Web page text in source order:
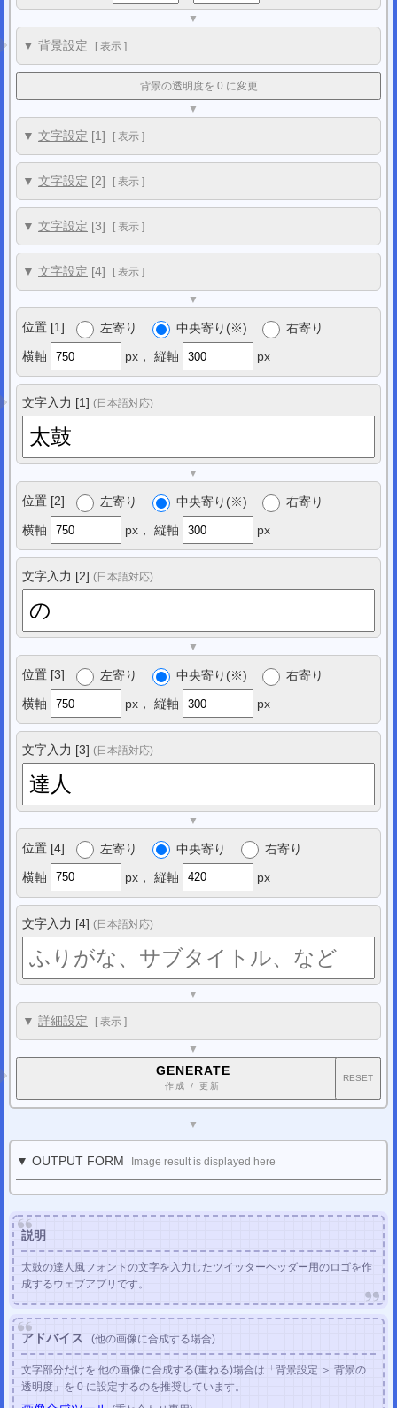
▼
▼ 背景設定 [ 表示 ]
背景の透明度を 0 に変更
▼
▼ 文字設定 [1] [ 表示 ]
▼ 文字設定 [2] [ 表示 ]
▼ 文字設定 [3] [ 表示 ]
▼ 文字設定 [4] [ 表示 ]
▼
位置 [1] 左寄り 中央寄り(※)
右寄り
横軸
px， 縦軸 px
文字入力 [1] (日本語対応)
▼
位置 [2] 左寄り 中央寄り(※)
右寄り
横軸
px， 縦軸 px
文字入力 [2] (日本語対応)
▼
位置 [3] 左寄り 中央寄り(※)
右寄り
横軸
px， 縦軸 px
文字入力 [3] (日本語対応)
▼
位置 [4] 左寄り 中央寄り
右寄り
横軸
px， 縦軸 px
文字入力 [4] (日本語対応)
▼
▼ 詳細設定 [ 表示 ]
▼
RESET
GENERATE
作成 / 更新
▼
▼ OUTPUT FORM Image result is displayed here
説明
太鼓の達人風フォントの文字を入力したツイッターヘッダー用のロゴを作
成するウェブアプリです。
アドバイス (他の画像に合成する場合)
文字部分だけを 他の画像に合成する(重ねる)場合は「背景設定 ＞ 背景の
透明度」を 0 に設定するのを推奨しています。